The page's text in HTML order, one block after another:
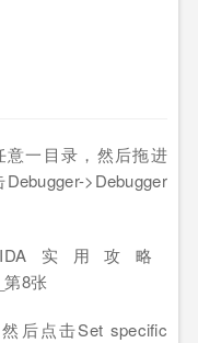
意一目录，然后拖进
>Debugger
后点击Set specific